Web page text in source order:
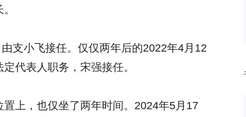
支小飞接任。仅仅两年后的2022年4月12
代表人职务，宋强接任。
上，也仅坐了两年时间。2024年5月17